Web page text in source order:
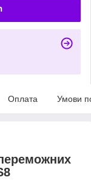
Оплата Умови